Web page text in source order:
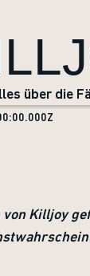
über die
Killjoy